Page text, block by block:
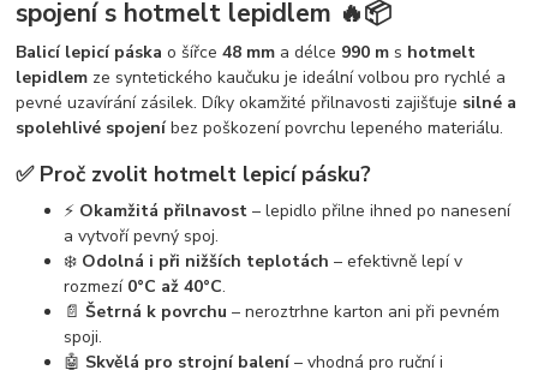
spojení s hotmelt lepidlem 🔥📦
Balicí lepicí páska o šířce48 mm a délce 990 m s hotmelt
lepidlem ze syntetického kaučuku je ideální volbou pro rychlé a
pevné uzavírání zásilek. Díky okamžité přilnavosti zajišťuje silné a
spolehlivé spojeníbez poškození povrchu lepeného materiálu.
✅ Proč zvolit hotmelt lepicí pásku?
⚡ Okamžitá přilnavost – lepidlo přilne ihned po nanesení
a vytvoří pevný spoj.
❄️ Odolná i při nižších teplotách – efektivně lepí v
rozmezí 0°C až 40°C.
📄Šetrná k povrchu – neroztrhne karton ani při pevném
spoji.
🤖 Skvělá pro strojní balení– vhodná pro ruční i